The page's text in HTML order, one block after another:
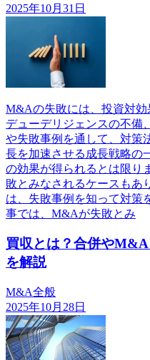
2025年10月31日
M&Aの失敗には、投資対効
デューデリジェンスの不備
や失敗事例を通して、対策
長を加速させる成長戦略の
の効果が得られるとは限り
敗とみなされるケースもあ
は、失敗事例を知って対策
事では、M&Aが失敗とみ
買収とは？合併や
を解説
M&A全般
2025年10月28日